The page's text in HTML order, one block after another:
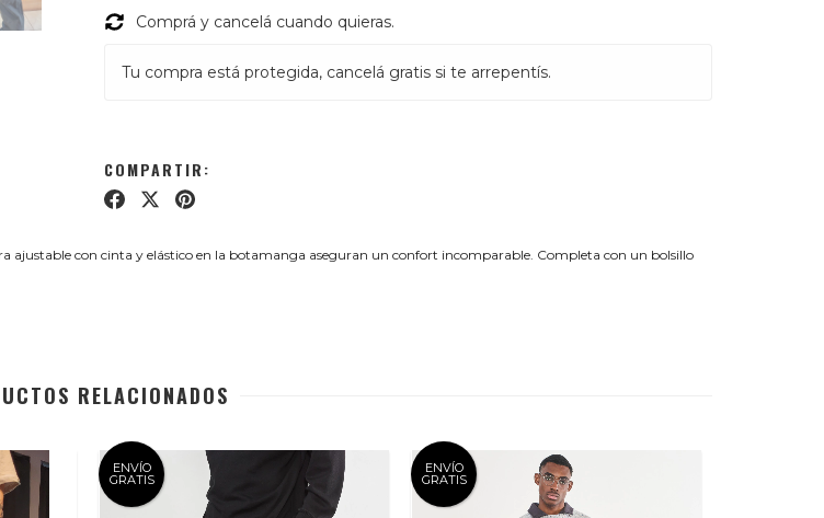
Comprá y cancelá cuando quieras.
Tu compra está protegida, cancelá gratis si te arrepentís.
COMPARTIR:
ajustable con cinta y elástico en la botamanga aseguran un confort incomparable. Completa con un bolsillo
RELACIONADOS
ENVÍO
GRATIS
ENVÍO
GRATIS